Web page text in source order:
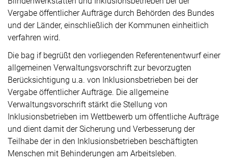
Vergabe öffentlicher Aufträge durch Behörden des Bundes
und der Länder, einschließlich der Kommunen einheitlich
verfahren wird.
Die bag if begrüßt den vorliegenden Referentenentwurf einer
allgemeinen Verwaltungsvorschrift zur bevorzugten
Berücksichtigung u.a. von Inklusionsbetrieben bei der
Vergabe öffentlicher Aufträge. Die allgemeine
Verwaltungsvorschrift stärkt die Stellung von
Inklusionsbetrieben im Wettbewerb um öffentliche Aufträge
und dient damit der Sicherung und Verbesserung der
Teilhabe der in den Inklusionsbetrieben beschäftigten
Menschen mit Behinderungen am Arbeitsleben.